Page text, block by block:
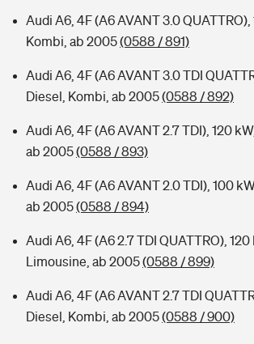
Audi A6, 4F (A6 AVANT 3.0 QUATTRO),
Kombi, ab 2005(0588 / 891)
Audi A6, 4F (A6 AVANT 3.0 TDI
Diesel, Kombi, ab 2005(0588 / 892)
Audi A6, 4F (A6 AVANT 2.7 TDI), 120
ab 2005(0588 / 893)
Audi A6, 4F (A6 AVANT 2.0 TDI), 100
ab 2005(0588 / 894)
Audi A6, 4F (A6 2.7 TDI QUATTRO), 120
Limousine, ab 2005(0588 / 899)
Audi A6, 4F (A6 AVANT 2.7 TDI
Diesel, Kombi, ab 2005(0588 / 900)